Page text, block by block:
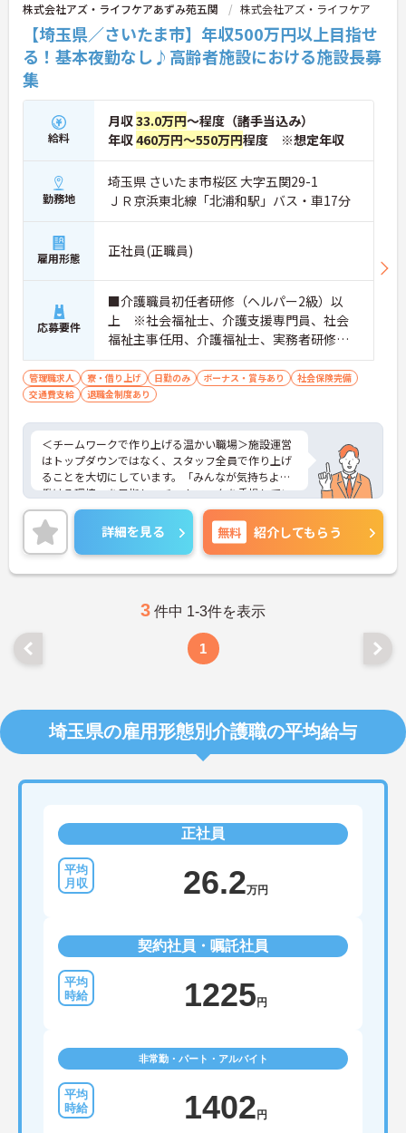
株式会社アズ・ライフケアあずみ苑五関 株式会社アズ・ライフケア
【埼玉県／さいたま市】年収500万円以上目指せ
る！基本夜勤なし♪高齢者施設における施設長募
集
給料
月収33.0万円～程度（諸手当込み）
年収460万円～550万円程度 ※想定年収
勤務地
埼玉県 さいたま市桜区 大字五関29-1
ＪＲ京浜東北線「北浦和駅」バス・車17分
雇用形態 正社員(正職員)
応募要件
■介護職員初任者研修（ヘルパー2級）以
上 ※社会福祉士、介護支援専門員、社会
福祉主事任用、介護福祉士、実務者研修歓
迎 ■管理職、生活相談員、サービス提供責
任者、またはそれらに類する職種での業務
経験をお持ちの方 ■普通自動車免許（AT
管理職求人 寮・借り上げ 日勤のみ ボーナス・賞与あり
社会保険完備
交通費支給
退職金制度あり
＜チームワークで作り上げる温かい職場＞施設運営
はトップダウンではなく、スタッフ全員で作り上げ
ることを大切にしています。「みんなが気持ちよく
働ける環境」を目指し、チームワークを重視してい
るのが特徴です。裁量が大きく任される部分も多い
ため、アイデアや気配りがダイレクトに施設の雰囲
気を良くし、スタッフの笑顔につながるやりがいを
感じられます。
＜学びを応援！充実の研修と資格手当＞「管理職専
専門研修など、成長を支えるプログラムが豊富で
す。また、資格取得への評価も手厚く、スキルアッ
プが収入アップにもつながります。
＜プライベートも大切にできる柔軟な働き方＞年間
詳細を見る 無料 紹介してもらう
3 件中 1-3件を表示
1
埼玉県の雇用形態別介護職の平均給与
正社員
26.2万円
契約社員・嘱託社員
1225 円
非常勤・パート・アルバイト
1402 円